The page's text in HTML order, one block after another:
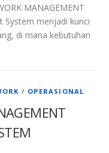
MANAGEMENT
System menjadi kunci
di mana kebutuhan
/ OPERASIONAL